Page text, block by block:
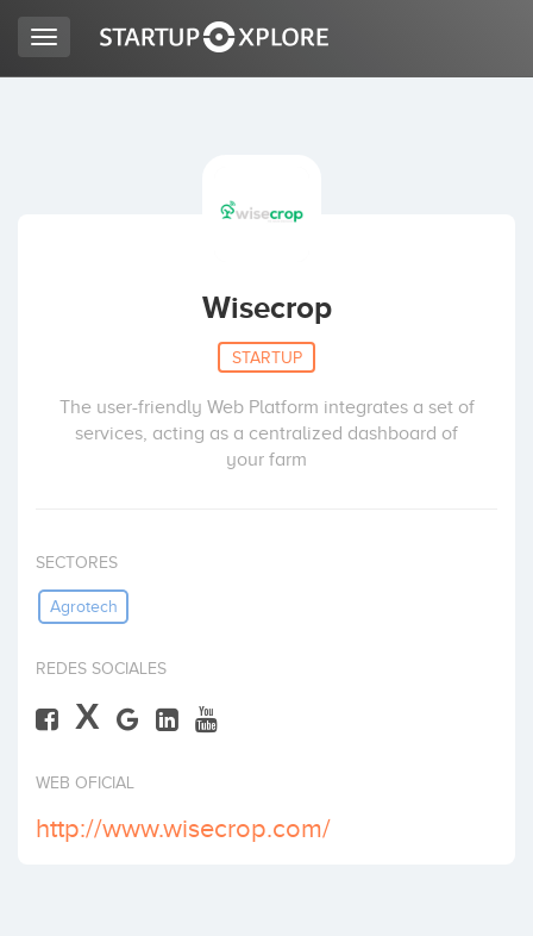
Invertir
Toggle
navigation
Wisecrop
STARTUP
The user-friendly Web Platform integrates a set of
services, acting as a centralized dashboard of
your farm
SECTORES
Agrotech
REDES SOCIALES
X
WEB OFICIAL
http://www.wisecrop.com/